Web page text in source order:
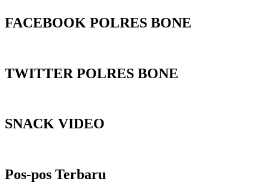
FACEBOOK POLRES BONE
TWITTER POLRES BONE
SNACK VIDEO
Pos-pos Terbaru